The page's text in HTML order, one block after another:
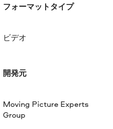
フォーマットタイプ
ビデオ
開発元
Moving Picture Experts
Group